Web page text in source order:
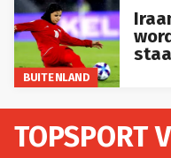
BUITENLAND
TOPSPORT